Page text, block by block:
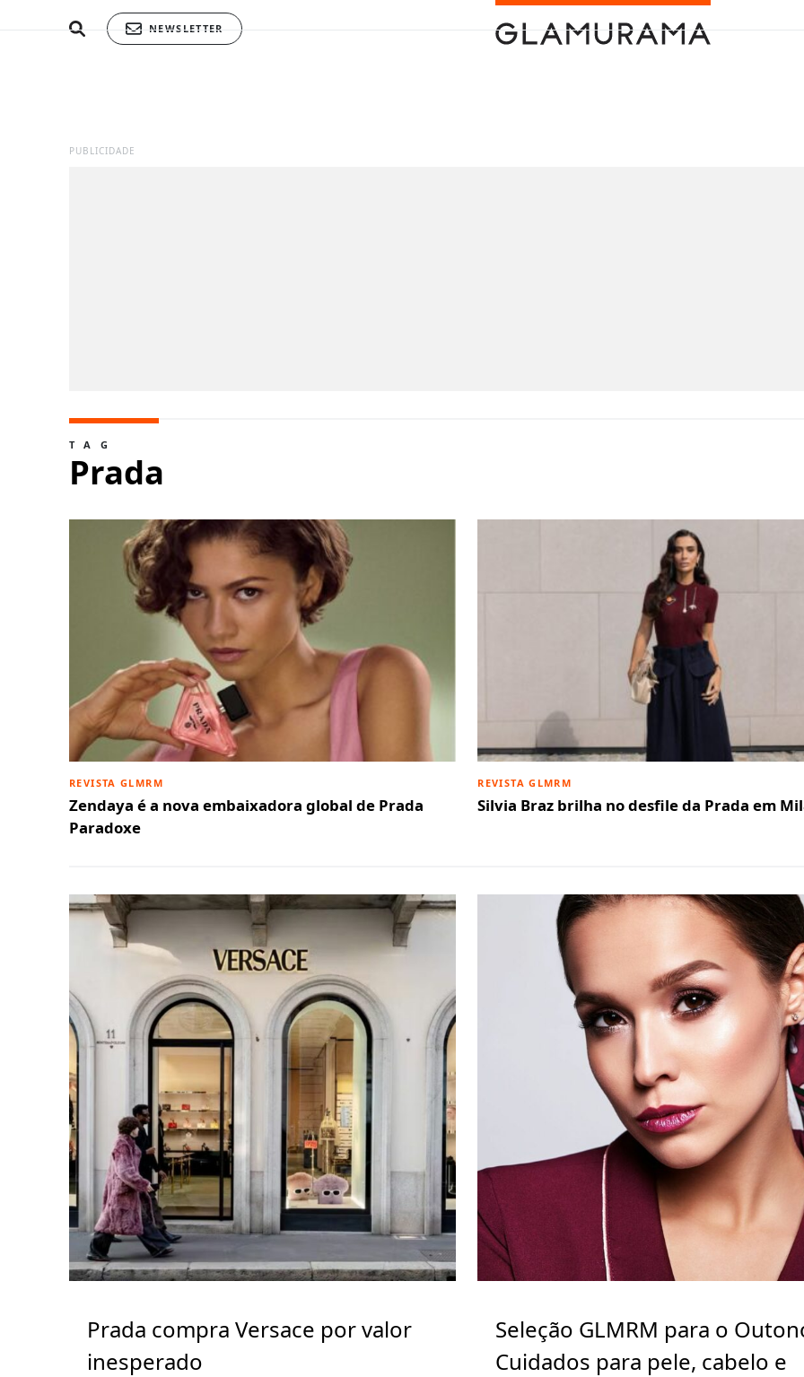
NEWSLETTER
PUBLICIDADE
TAG
Prada
REVISTA GLMRM
Zendaya é a nova embaixadora global de Prada
Paradoxe
REVISTA GLMRM
Silvia Braz brilha no desfile da Prada em
Prada compra Versace por valor
inesperado
Seleção GLMRM para o
Cuidados para pele, cabelo e